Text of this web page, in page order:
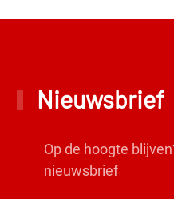
Nieuwsbrief
Op de hoogte
nieuwsbrief